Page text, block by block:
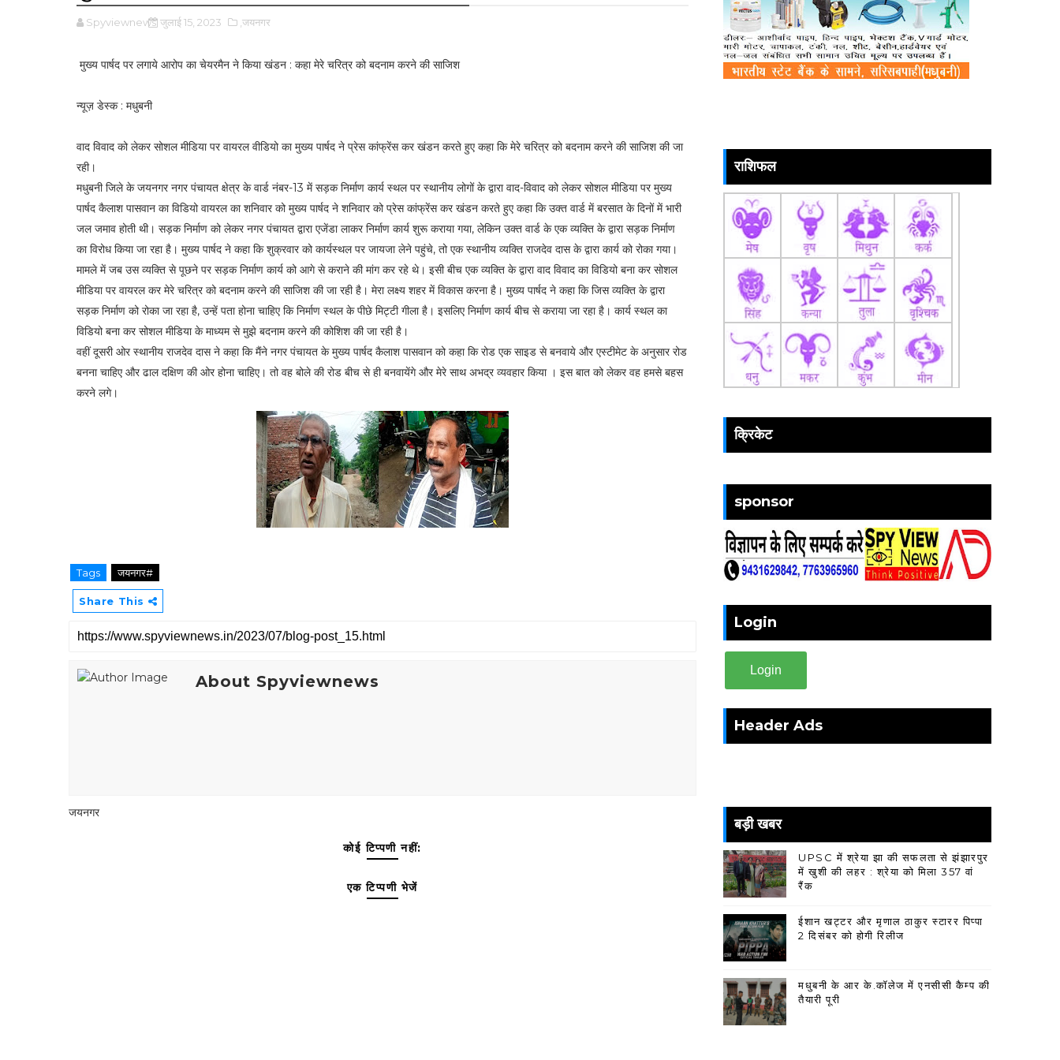
Spyviewnews जुलाई 15, 2023 ,जयनगर
मुख्य पार्षद पर लगाये आरोप का चेयरमैन ने किया खंडन : कहा मेरे चरित्र को बदनाम करने की साजिश
न्यूज़ डेस्क : मधुबनी
वाद विवाद को लेकर सोशल मीडिया पर वायरल वीडियो का मुख्य पार्षद ने प्रेस कांफ्रेंस कर खंडन करते हुए कहा कि मेरे चरित्र को बदनाम करने की साजिश की जा
रही।
मधुबनी जिले के जयनगर नगर पंचायत क्षेत्र के वार्ड नंबर-13 में सड़क निर्माण कार्य स्थल पर स्थानीय लोगों के द्वारा वाद-विवाद को लेकर सोशल मीडिया पर मुख्य
पार्षद कैलाश पासवान का विडियो वायरल का शनिवार को मुख्य पार्षद ने शनिवार को प्रेस कांफ्रेंस कर खंडन करते हुए कहा कि उक्त वार्ड में बरसात के दिनों में भारी
जल जमाव होती थी। सड़क निर्माण को लेकर नगर पंचायत द्वारा एजेंडा लाकर निर्माण कार्य शुरू कराया गया, लेकिन उक्त वार्ड के एक व्यक्ति के द्वारा सड़क निर्माण
का विरोध किया जा रहा है। मुख्य पार्षद ने कहा कि शुक्रवार को कार्यस्थल पर जायजा लेने पहुंचे, तो एक स्थानीय व्यक्ति राजदेव दास के द्वारा कार्य को रोका गया।
मामले में जब उस व्यक्ति से पूछने पर सड़क निर्माण कार्य को आगे से कराने की मांग कर रहे थे। इसी बीच एक व्यक्ति के द्वारा वाद विवाद का विडियो बना कर सोशल
मीडिया पर वायरल कर मेरे चरित्र को बदनाम करने की साजिश की जा रही है। मेरा लक्ष्य शहर में विकास करना है। मुख्य पार्षद ने कहा कि जिस व्यक्ति के द्वारा
सड़क निर्माण को रोका जा रहा है, उन्हें पता होना चाहिए कि निर्माण स्थल के पीछे मिट्टी गीला है। इसलिए निर्माण कार्य बीच से कराया जा रहा है। कार्य स्थल का
विडियो बना कर सोशल मीडिया के माध्यम से मुझे बदनाम करने की कोशिश की जा रही है।
वहीं दूसरी ओर स्थानीय राजदेव दास ने कहा कि मैंने नगर पंचायत के मुख्य पार्षद कैलाश पासवान को कहा कि रोड एक साइड से बनवाये और एस्टीमेट के अनुसार रोड
बनना चाहिए और ढाल दक्षिण की ओर होना चाहिए। तो वह बोले की रोड बीच से ही बनवायेंगे और मेरे साथ अभद्र व्यवहार किया । इस बात को लेकर वह हमसे बहस
करने लगे।
Tags जयनगर#
Share This
About Spyviewnews
जयनगर
कोई टिप्पणी नहीं:
एक टिप्पणी भेजें
राशिफल
क्रिकेट
sponsor
Login
Login
Header Ads
बड़ी खबर
UPSC में श्रेया झा की सफलता से झंझारपुर
में खुशी की लहर : श्रेया को मिला 357 वां
रैंक
ईशान खट्टर और मृणाल ठाकुर स्टारर पिप्पा
2 दिसंबर को होगी रिलीज
मधुबनी के आर के.कॉलेज में एनसीसी कैम्प की
तैयारी पूरी